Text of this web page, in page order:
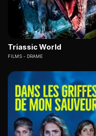
Triassic World
FILMS DRAME